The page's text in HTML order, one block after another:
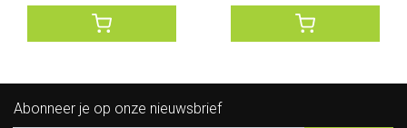
Abonneer je op onze nieuwsbrief